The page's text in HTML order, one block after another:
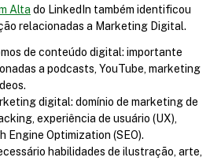
Alta do LinkedIn também identificou
relacionadas a Marketing Digital.
de conteúdo digital: importante
a podcasts, YouTube, marketing
digital: domínio de marketing de
experiência de usuário (UX),
Engine Optimization (SEO).
habilidades de ilustração, arte,